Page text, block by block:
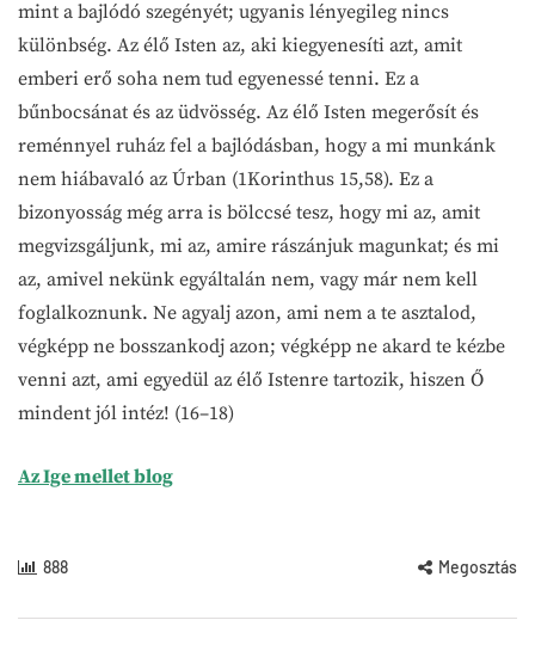
mint a bajlódó szegényét; ugyanis lényegileg nincs
különbség. Az élő Isten az, aki kiegyenesíti azt, amit
emberi erő soha nem tud egyenessé tenni. Ez a
bűnbocsánat és az üdvösség. Az élő Isten megerősít és
reménnyel ruház fel a bajlódásban, hogy a mi munkánk
nem hiábavaló az Úrban (1Korinthus 15,58). Ez a
bizonyosság még arra is bölccsé tesz, hogy mi az, amit
megvizsgáljunk, mi az, amire rászánjuk magunkat; és mi
az, amivel nekünk egyáltalán nem, vagy már nem kell
foglalkoznunk. Ne agyalj azon, ami nem a te asztalod,
végképp ne bosszankodj azon; végképp ne akard te kézbe
venni azt, ami egyedül az élő Istenre tartozik, hiszen Ő
mindent jól intéz! (16–18)
Az Ige mellet blog
888 Megosztás